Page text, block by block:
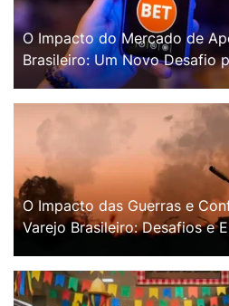
O Impacto do Mercado de
Brasileiro: Um Novo Desafio
O Impacto das Guerras e
Varejo Brasileiro: Desafios e